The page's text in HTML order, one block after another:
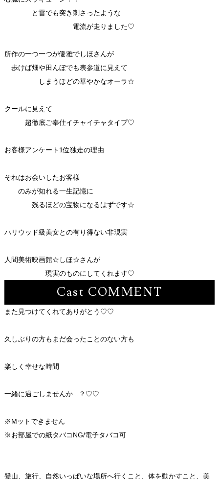
と雷でも突き刺さったような
電流が走りました♡
所作の一つ一つが優雅でしほさんが
歩けば畑や田んぼでも表参道に見えて
しまうほどの華やかなオーラ☆
クールに見えて
超徹底ご奉仕イチャイチャタイプ♡
お客様アンケート1位独走の理由
それはお会いしたお客様
のみが知れる一生記憶に
残るほどの宝物になるはずです☆
ハリウッド級美女との有り得ない非現実
人間美術映画館☆しほ☆さんが
現実のものにしてくれます♡
Cast COMMENT
また見つけてくれてありがとう♡♡
久しぶりの方もまだ会ったことのない方も
楽しく幸せな時間
一緒に過ごしませんか...？♡♡
※Mットできません
※お部屋での紙タバコNG/電子タバコ️可
登山、旅行、自然いっぱいな場所へ行くこと、体を動かすこと、美